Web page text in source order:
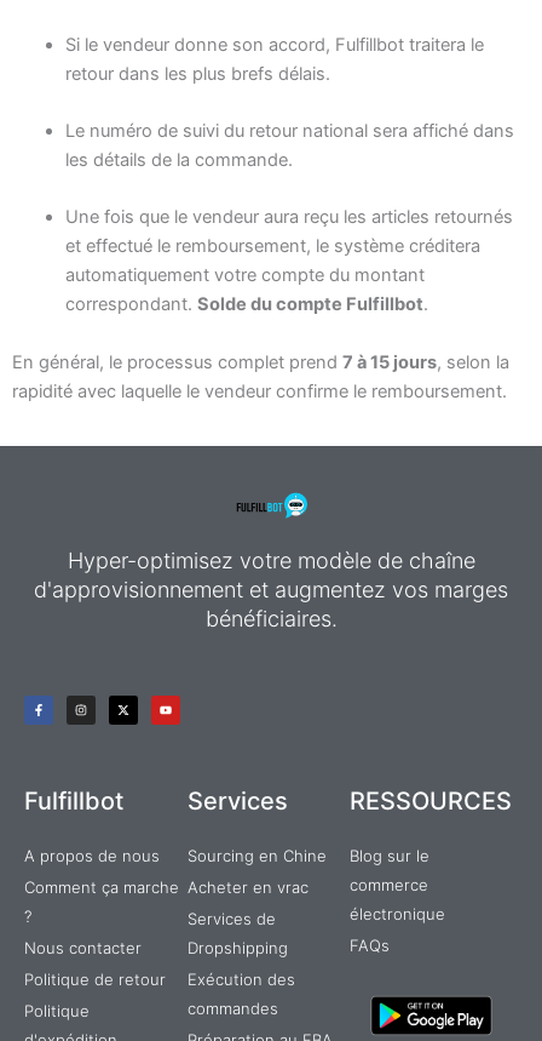
Si le vendeur donne son accord, Fulfillbot traitera le
retour dans les plus brefs délais.
Le numéro de suivi du retour national sera affiché dans
les détails de la commande.
Une fois que le vendeur aura reçu les articles retournés
et effectué le remboursement, le système créditera
automatiquement votre compte du montant
correspondant. Solde du compte Fulfillbot.
En général, le processus complet prend 7 à 15 jours, selon la
rapidité avec laquelle le vendeur confirme le remboursement.
Hyper-optimisez votre modèle de chaîne
d'approvisionnement et augmentez vos marges
bénéficiaires.
F
a
c
-
f
I
n
s
m
-
t
r
o
u
Fulfillbot
A propos de nous
Comment ça marche
?
Nous contacter
Politique de retour
Politique
Services
Sourcing en Chine
Acheter en vrac
Services de
Dropshipping
Exécution des
commandes
RESSOURCES
Blog sur le
commerce
électronique
FAQs